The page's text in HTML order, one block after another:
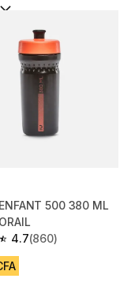
500 380 ML
4.7
of 5 stars from 860
(860)